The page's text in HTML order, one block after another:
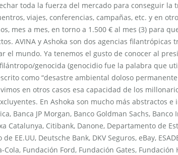
toda la fuerza del mercado para conseguir
viajes, conferencias, campañas, etc. y en
mes a mes, en torno a 1.500 € al mes (3) para
AVINA y Ashoka son dos agencias filantrópicas
el mundo. Ya tenemos el gusto de conocer al
genocida (genocidio fue la palabra que
como “desastre ambiental doloso
en otros casos esa capacidad de los
En Ashoka son mucho más abstractos
Banca JP Morgan, Banco Goldman Sachs,
Catalunya, Citibank, Danone, Departamento de
EE.UU, Deutsche Bank, DKV Seguros, eBay,
Cola, Fundación Ford, Fundación Gates,